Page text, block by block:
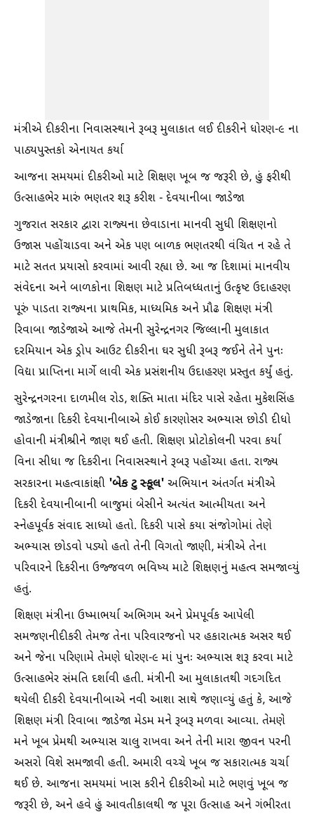
મંત્રીએ દીકરીના નિવાસસ્થાને રૂબરૂ મુલાકાત લઈ દીકરીને ધોરણ-૯ ના
પાઠ્યપુસ્તકો એનાયત કર્યા
આજના સમયમાં દીકરીઓ માટે શિક્ષણ ખૂબ જ જરૂરી છે, હું ફરીથી
ઉત્સાહભેર મારું ભણતર શરૂ કરીશ - દેવયાનીબા જાડેજા
ગુજરાત સરકાર દ્વારા રાજ્યના છેવાડાના માનવી સુધી શિક્ષણનો
ઉજાસ પહોંચાડવા અને એક પણ બાળક ભણતરથી વંચિત ન રહે તે
માટે સતત પ્રયાસો કરવામાં આવી રહ્યા છે. આ જ દિશામાં માનવીય
સંવેદના અને બાળકોના શિક્ષણ માટે પ્રતિબધ્ધતાનું ઉત્કૃષ્ટ ઉદાહરણ
પૂરું પાડતા રાજ્યના પ્રાથમિક, માધ્યમિક અને પ્રૌઢ શિક્ષણ મંત્રી
રિવાબા જાડેજાએ આજે તેમની સુરેન્દ્રનગર જિલ્લાની મુલાકાત
દરમિયાન એક ડ્રોપ આઉટ દીકરીના ઘર સુધી રૂબરૂ જઈને તેને પુનઃ
વિદ્યા પ્રાપ્તિના માર્ગે લાવી એક પ્રસંશનીય ઉદાહરણ પ્રસ્તુત કર્યું હતું.
સુરેન્દ્રનગરના દાળમીલ રોડ, શક્તિ માતા મંદિર પાસે રહેતા મુકેશસિંહ
જાડેજાના દિકરી દેવયાનીબાએ કોઈ કારણોસર અભ્યાસ છોડી દીધો
હોવાની મંત્રીશ્રીને જાણ થઈ હતી. શિક્ષણ પ્રોટોકોલની પરવા કર્યા
વિના સીધા જ દિકરીના નિવાસસ્થાને રૂબરૂ પહોંચ્યા હતા. રાજ્ય
સરકારના મહત્વાકાંક્ષી 'બેક ટુ સ્કૂલ' અભિયાન અંતર્ગત મંત્રીએ
દિકરી દેવયાનીબાની બાજુમાં બેસીને અત્યંત આત્મીયતા અને
સ્નેહપૂર્વક સંવાદ સાધ્યો હતો. દિકરી પાસે કયા સંજોગોમાં તેણે
અભ્યાસ છોડવો પડ્યો હતો તેની વિગતો જાણી, મંત્રીએ તેના
પરિવારને દિકરીના ઉજ્જવળ ભવિષ્ય માટે શિક્ષણનું મહત્વ સમજાવ્યું
હતું.
શિક્ષણ મંત્રીના ઉષ્માભર્યા અભિગમ અને પ્રેમપૂર્વક આપેલી
સમજણનીદીકરી તેમજ તેના પરિવારજનો પર હકારાત્મક અસર થઈ
અને જેના પરિણામે તેમણે ધોરણ-૯ માં પુનઃ અભ્યાસ શરૂ કરવા માટે
ઉત્સાહભેર સંમતિ દર્શાવી હતી. મંત્રીની આ મુલાકાતથી ગદગદિત
થયેલી દીકરી દેવયાનીબાએ નવી આશા સાથે જણાવ્યું હતું કે, આજે
શિક્ષણ મંત્રી રિવાબા જાડેજા મેડમ મને રૂબરૂ મળવા આવ્યા. તેમણે
મને ખૂબ પ્રેમથી અભ્યાસ ચાલુ રાખવા અને તેની મારા જીવન પરની
અસરો વિશે સમજાવી હતી. અમારી વચ્ચે ખૂબ જ સકારાત્મક ચર્ચા
થઈ છે. આજના સમયમાં ખાસ કરીને દીકરીઓ માટે ભણવું ખૂબ જ
જરૂરી છે, અને હવે હું આવતીકાલથી જ પૂરા ઉત્સાહ અને ગંભીરતા